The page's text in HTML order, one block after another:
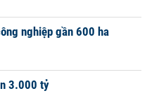
nghiệp gần 600 ha
3.000 tỷ